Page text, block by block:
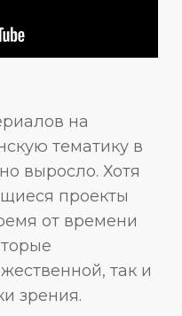
на
тематику в
выросло. Хотя
проекты
от времени
так и
зрения.